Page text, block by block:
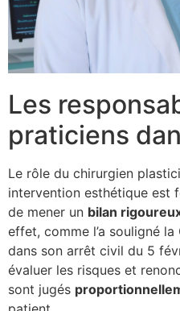
Les
praticiens
Le rôle du chirurgien
intervention esthétique est
de mener un bilan rigoureu
effet, comme l’a souligné
dans son arrêt civil du 5
évaluer les risques et
sont jugés proportionnelle